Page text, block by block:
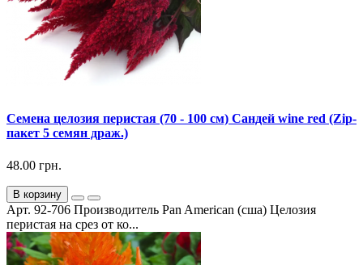
Семена целозия перистая (70 - 100 см) Сандей wine red (Zip-
пакет 5 семян драж.)
48.00 грн.
В корзину
Арт. 92-706 Производитель Pan American (сша) Целозия
перистая на срез от ко...